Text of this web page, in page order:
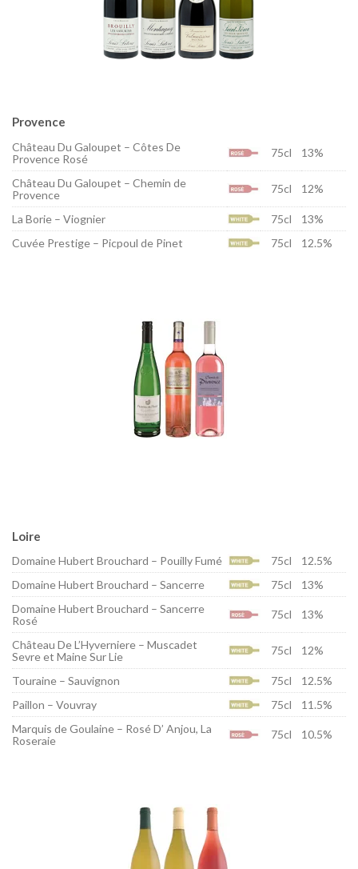
Provence
Château Du Galoupet – Côtes De
Provence Rosé
75cl 13%
Château Du Galoupet – Chemin de
Provence
75cl 12%
La Borie – Viognier 75cl
13%
Cuvée Prestige – Picpoul de Pinet
75cl 12.5%
Loire
Domaine Hubert Brouchard – Pouilly Fumé 75cl
12.5%
Domaine Hubert Brouchard – Sancerre
75cl
13%
Domaine Hubert Brouchard – Sancerre
Rosé
75cl 13%
Château De L’Hyverniere – Muscadet
Sevre et Maine Sur Lie
75cl 12%
Touraine – Sauvignon 75cl
12.5%
Paillon – Vouvray
75cl
11.5%
Marquis de Goulaine – Rosé D’ Anjou, La
Roseraie
75cl 10.5%